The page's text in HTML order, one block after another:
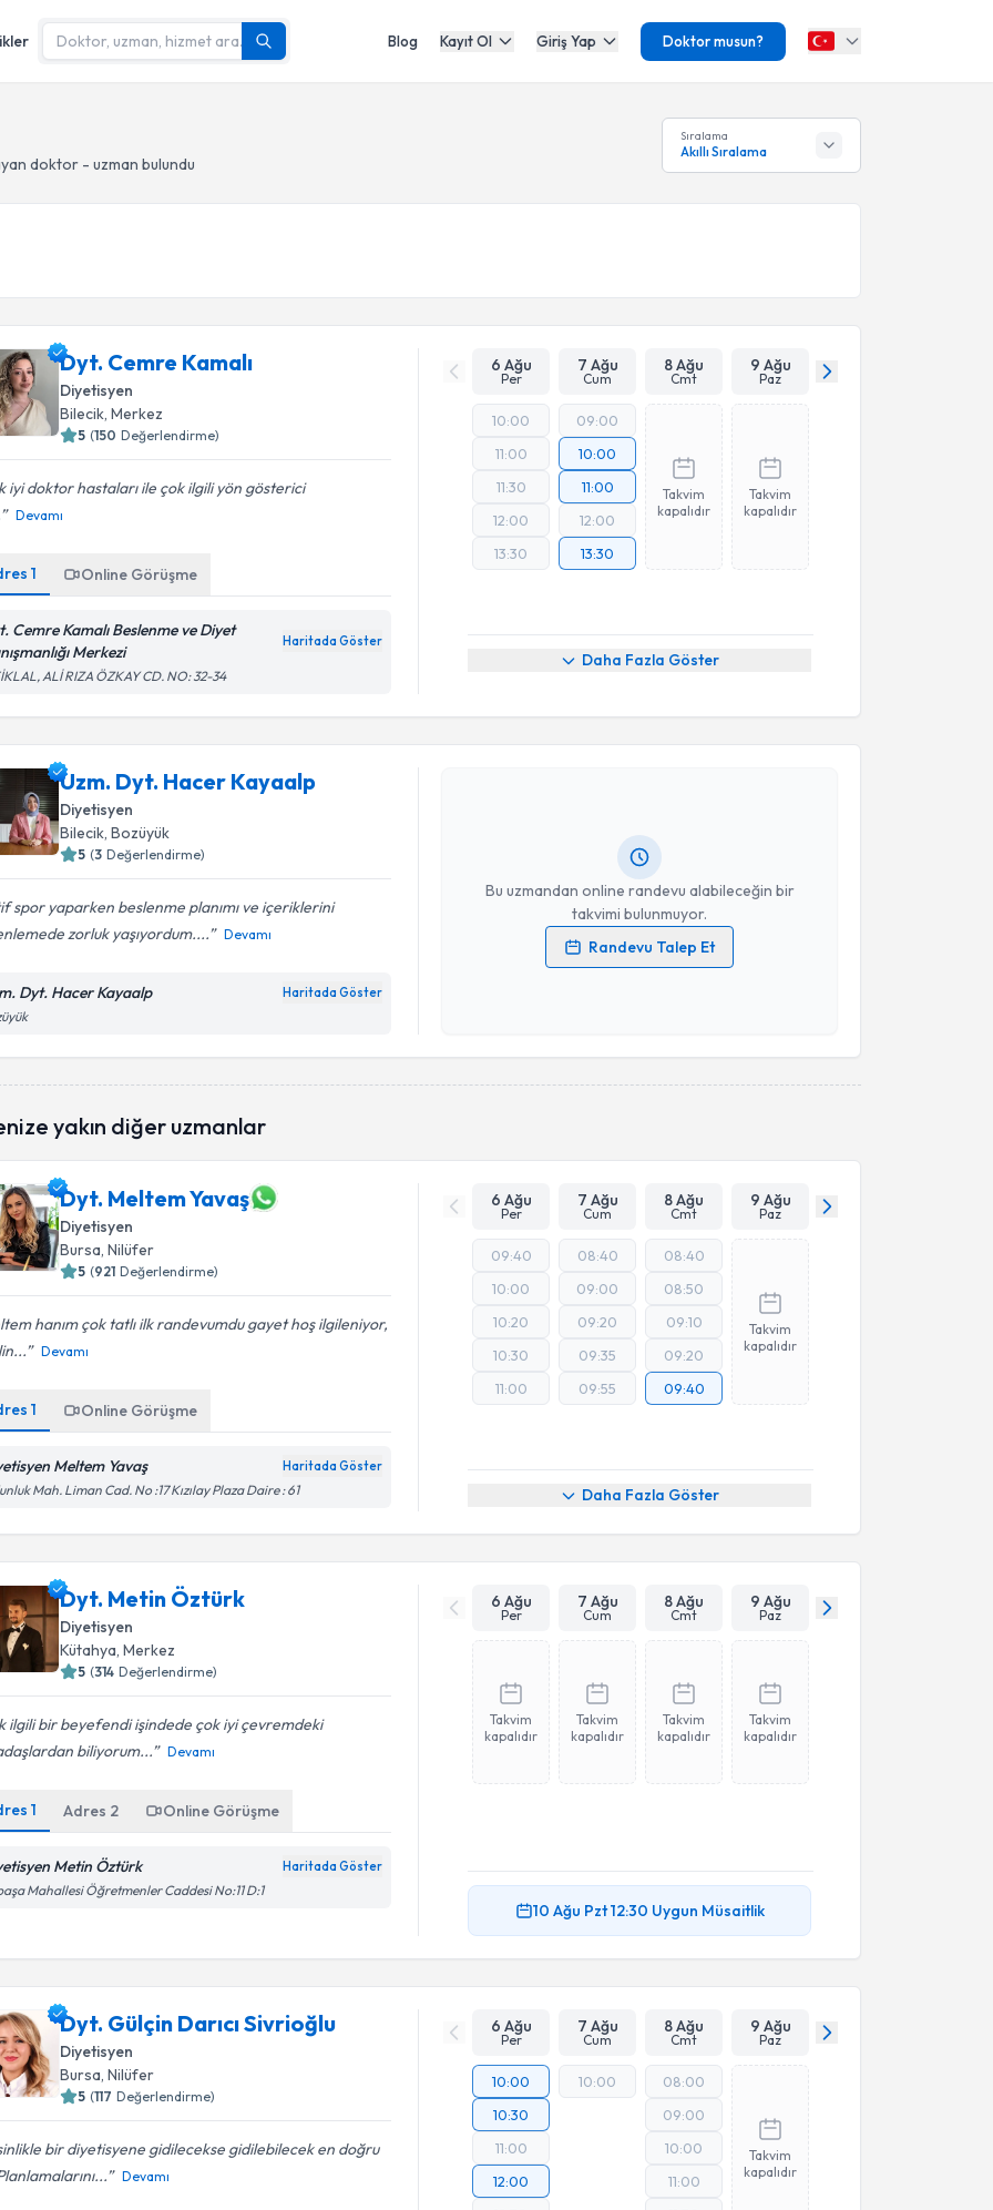
Blog Kayıt Ol Giriş Yap Doktor musun?
doktor - uzman bulundu
Sıralama
Akıllı Sıralama
Dyt. Cemre Kamalı
Diyetisyen
Bilecik, Merkez
5 (150 Değerlendirme)
iyi doktor hastaları ile çok ilgili yön gösterici
Devamı
1 Online Görüşme
Cemre Kamalı Beslenme ve Diyet
Merkezi
Haritada Göster
ALİ RIZA ÖZKAY CD. NO: 32-34
6 Ağu
Per
7 Ağu
Cum
8 Ağu
Cmt
9 Ağu
Paz
10:00
11:00
11:30
12:00
13:30
09:00
10:00
11:00
12:00
13:30
Takvim
kapalıdır
Takvim
kapalıdır
Daha Fazla Göster
Uzm. Dyt. Hacer Kayaalp
Diyetisyen
Bilecik, Bozüyük
5 (3 Değerlendirme)
spor yaparken beslenme planımı ve içeriklerini
zorluk yaşıyordum....
Devamı
Dyt. Hacer Kayaalp Haritada Göster
Bu uzmandan online randevu alabileceğin bir
takvimi bulunmuyor.
Randevu Talep Et
Randevu Takvimi Talebi
Uzm. Dyt. Hacer Kayaalp
Kişisel verilerimin işlenmesine ilişkinAydınlatma Metni
Takvim Talebini Gönder
yakın diğer uzmanlar
Dyt. Meltem Yavaş
Diyetisyen
Bursa, Nilüfer
5 (921 Değerlendirme)
hanım çok tatlı ilk randevumdu gayet hoş ilgileniyor,
Devamı
1 Online Görüşme
Meltem Yavaş Haritada Göster
Mah. Liman Cad. No :17 Kızılay Plaza Daire : 61
6 Ağu
Per
7 Ağu
Cum
8 Ağu
Cmt
9 Ağu
Paz
09:40
10:00
10:20
10:30
11:00
08:40
09:00
09:20
09:35
09:55
08:40
08:50
09:10
09:20
09:40
Takvim
kapalıdır
Daha Fazla Göster
Dyt. Metin Öztürk
Diyetisyen
Kütahya , Merkez
5 (314 Değerlendirme)
ilgili bir beyefendi işindede çok iyi çevremdeki
biliyorum...
Devamı
1 Adres 2 Online Görüşme
Metin Öztürk Haritada Göster
Mahallesi Öğretmenler Caddesi No:11 D:1
6 Ağu
Per
7 Ağu
Cum
8 Ağu
Cmt
9 Ağu
Paz
Takvim
kapalıdır
Takvim
kapalıdır
Takvim
kapalıdır
Takvim
kapalıdır
10 Ağu Pzt12:30 Uygun Müsaitlik
Dyt. Gülçin Darıcı Sivrioğlu
Diyetisyen
Bursa , Nilüfer
5 (117 Değerlendirme)
bir diyetisyene gidilecekse gidilebilecek en doğru
Devamı
6 Ağu
Per
7 Ağu
Cum
8 Ağu
Cmt
9 Ağu
Paz
10:00
10:30
11:00
12:00
10:00
08:00
09:00
10:00
11:00
Takvim
kapalıdır